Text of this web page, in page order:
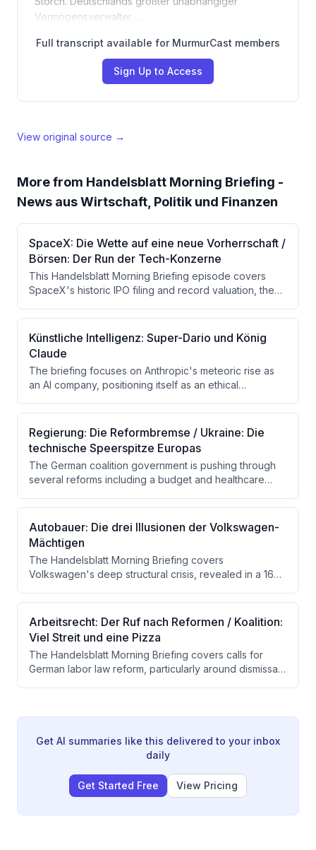
Vermögensverwalter.…
Full transcript available for MurmurCast members
Sign Up to Access
View original source →
More from Handelsblatt Morning Briefing -
News aus Wirtschaft, Politik und Finanzen
SpaceX: Die Wette auf eine neue Vorherrschaft /
Börsen: Der Run der Tech-Konzerne
This Handelsblatt Morning Briefing episode covers
SpaceX's historic IPO filing and record valuation, the
and Germany's shifting gas market dynamics. Additional
topics include AI investment trends, the tank
manufacturer KNDS seeking a private investor, and a
birthday note marking the newsletter's 15-year history.
Künstliche Intelligenz: Super-Dario und König
Claude
The briefing focuses on Anthropic's meteoric rise as
an AI company, positioning itself as an ethical
$1.5 trillion ahead of a possible IPO. It also covers the
Fed's decision to hold interest rates steady, rising oil
prices due to Trump's threats against Iran, and German
unicorns withholding mandatory financial disclosures.
Regierung: Die Reformbremse / Ukraine: Die
technische Speerspitze Europas
The German coalition government is pushing through
several reforms including a budget and healthcare
disagreements remain. Ukraine is highlighted as an
emerging tech powerhouse in Europe, while the EU
debates new independent tax sources including a
crypto levy.
Autobauer: Die drei Illusionen der Volkswagen-
Mächtigen
The Handelsblatt Morning Briefing covers
Volkswagen's deep structural crisis, revealed in a 160-
maintains four surplus factories. It also touches on
geopolitical tensions involving the US and Iran, a
Russian phishing campaign targeting German
politicians, European trade policy debates, Tesla's
controversial labor practices in Germany, and a sharp
downturn in luxury goods stocks.
Arbeitsrecht: Der Ruf nach Reformen / Koalition:
Viel Streit und eine Pizza
The Handelsblatt Morning Briefing covers calls for
German labor law reform, particularly around dismissal
Get AI summaries like this delivered to your inbox
daily
Get Started Free View Pricing